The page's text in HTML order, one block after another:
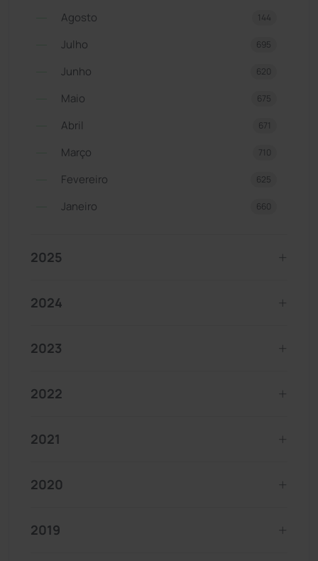
Agosto 144
Julho 695
Junho 620
Maio 675
Abril 671
Março 710
Fevereiro 625
Janeiro 660
2025
2024
2023
2022
2021
2020
2019